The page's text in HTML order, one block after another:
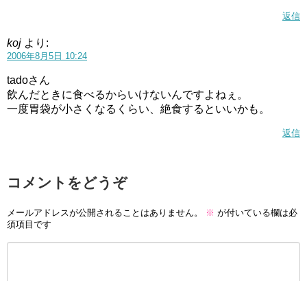
返信
koj より:
2006年8月5日 10:24
tadoさん
飲んだときに食べるからいけないんですよねぇ。
一度胃袋が小さくなるくらい、絶食するといいかも。
返信
コメントをどうぞ
メールアドレスが公開されることはありません。 ※ が付いている欄は必
須項目です